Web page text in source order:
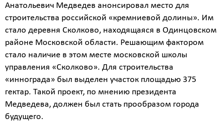
Анатольевич Медведев анонсировал место для
строительства российской «кремниевой долины». Им
стало деревня Сколково, находящаяся в Одинцовском
районе Московской области. Решающим фактором
стало наличие в этом месте московской школы
управления «Сколково». Для строительства
«иннограда» был выделен участок площадью 375
гектар. Такой проект, по мнению президента
Медведева, должен был стать прообразом города
будущего.